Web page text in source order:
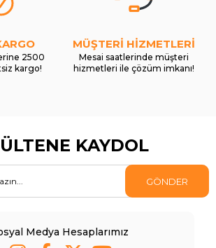
2500
kargo!
MÜŞTERİ HİZMETLERİ
Mesai saatlerinde müşteri
hizmetleri ile çözüm imkanı!
KAYDOL
GÖNDER
Medya Hesaplarımız